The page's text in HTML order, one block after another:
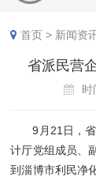
首页 > 新闻资
省派民营
9月21日，
计厅党组成员、
到淄博市利民净